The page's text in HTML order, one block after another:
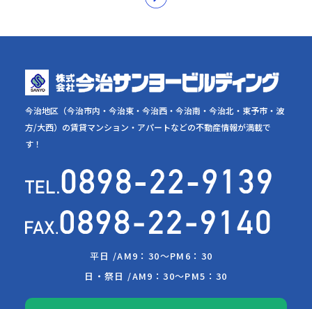
今治地区（今治市内・今治東・今治西・今治南・今治北・東予市・波
方/大西）の賃貸マンション・アパートなどの不動産情報が満載で
す！
平日 /AM9：30～PM6：30
日・祭日 /AM9：30～PM5：30